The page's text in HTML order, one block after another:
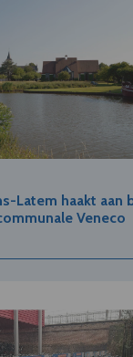
Latem haakt aan
Veneco